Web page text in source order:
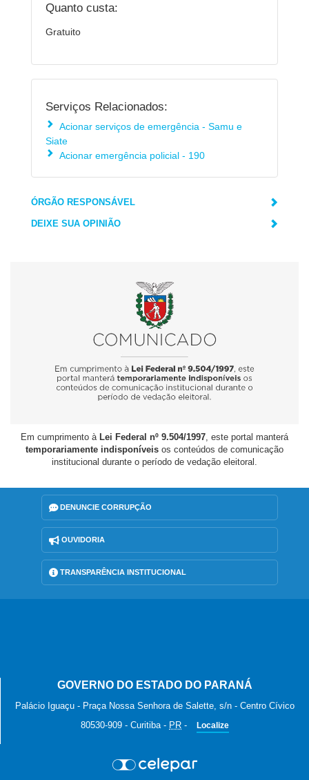
Quanto custa:
Gratuito
Serviços Relacionados:
Acionar serviços de emergência - Samu e
Siate
Acionar emergência policial - 190
ÓRGÃO RESPONSÁVEL
DEIXE SUA OPINIÃO
Em cumprimento à Lei Federal nº 9.504/1997, este portal manterá
temporariamente indisponíveis os conteúdos de comunicação
institucional durante o período de vedação eleitoral.
DENUNCIE CORRUPÇÃO
OUVIDORIA
TRANSPARÊNCIA INSTITUCIONAL
GOVERNO DO ESTADO DO PARANÁ
Palácio Iguaçu - Praça Nossa Senhora de Salette, s/n - Centro Cívico
80530-909 - Curitiba- PR - Localize